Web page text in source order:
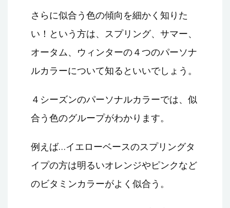
さらに似合う色の傾向を細かく知りた
い！という方は、スプリング、サマー、
オータム、ウィンターの４つのパーソナ
ルカラーについて知るといいでしょう。
４シーズンのパーソナルカラーでは、似
合う色のグループがわかります。
例えば…イエローベースのスプリングタ
イプの方は明るいオレンジやピンクなど
のビタミンカラーがよく似合う。